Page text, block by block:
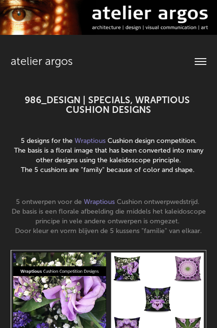
atelier argos
986_DESIGN | SPECIALS, WRAPTIOUS
CUSHION DESIGNS
5 designs for the WraptiousCushion design competition.
The basis is a floral image that has been converted into many
other designs using the kaleidoscope principle.
The 5 cushions are "family" because of color and shape.
5 ontwerpen voor de WraptiousCushion ontwerpwedstrijd.
De basis is een florale afbeelding die middels het kaleidoscope
principe in vele andere ontwerpen is omgezet.
Door kleur en vorm blijven de 5 kussens "familie" van elkaar.